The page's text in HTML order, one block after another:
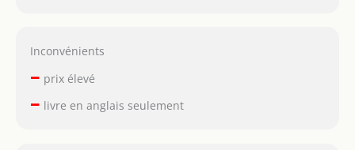
Inconvénients
– prix élevé
– livre en anglais seulement